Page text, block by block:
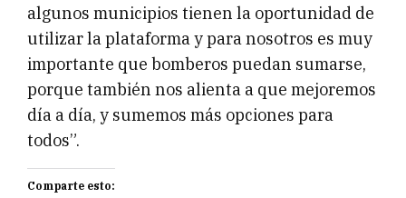
algunos municipios tienen la oportunidad de
utilizar la plataforma y para nosotros es muy
importante que bomberos puedan sumarse,
porque también nos alienta a que mejoremos
día a día, y sumemos más opciones para
todos”.
Comparte esto: